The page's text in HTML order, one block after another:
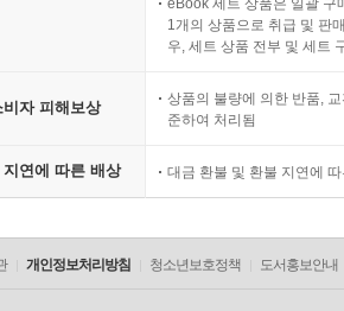
eBook 세트 상품은 일괄 구
1개의 상품으로 취급 및 판
우, 세트 상품 전부 및 세트
비자 피해보상
상품의 불량에 의한 반품,
준하여 처리됨
지연에 따른 배상 대금 환불 및 환불 지연에
개인정보처리방침 청소년보호정책 도서홍보안내